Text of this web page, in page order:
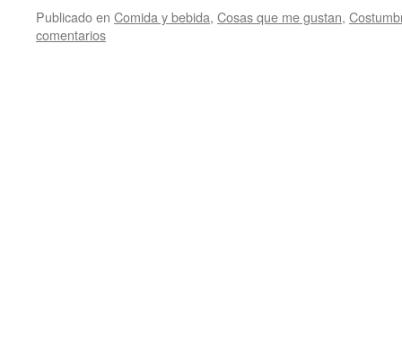
Publicado en Comida y bebida, Cosas que me gustan,
comentarios